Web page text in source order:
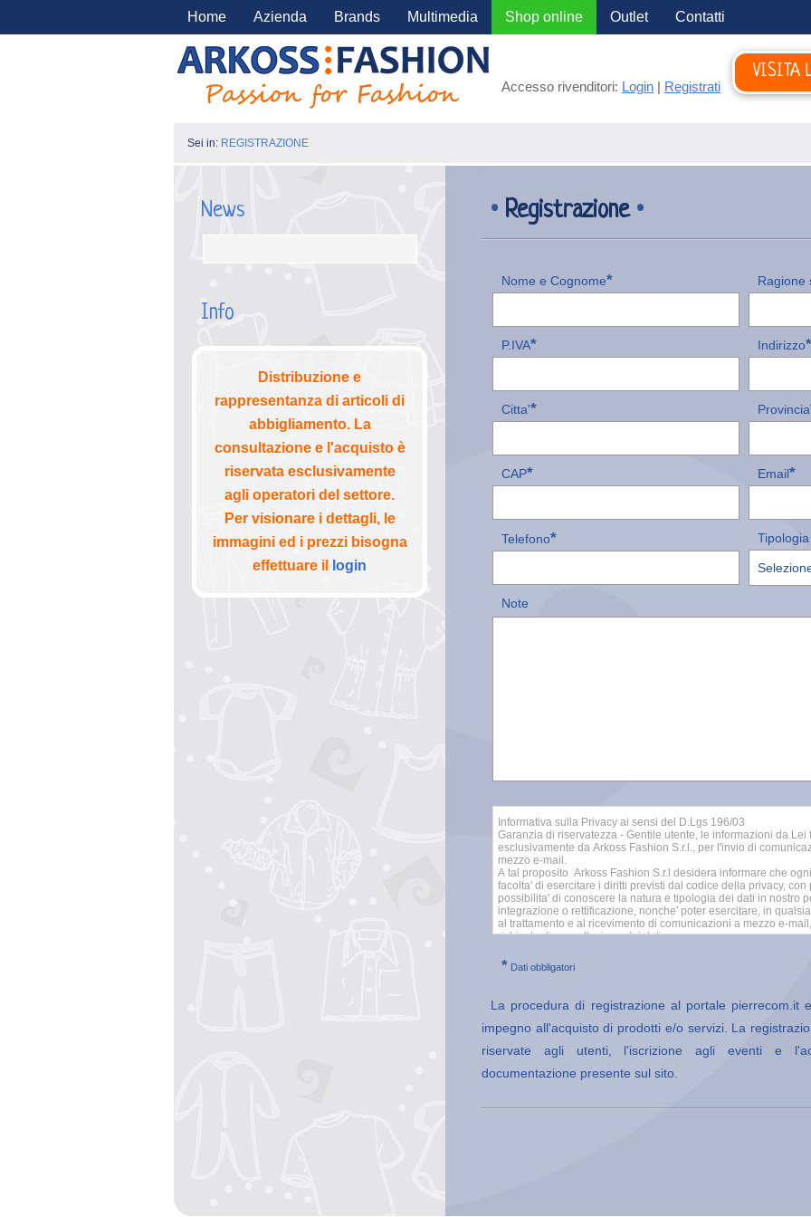
Home Azienda Brands Multimedia Shop online Outlet Contatti
Accesso rivenditori: Login Registrati
VISITA
Sei in: REGISTRAZIONE
News
Info
Distribuzione e
rappresentanza di articoli di
abbigliamento. La
consultazione e l'acquisto è
riservata esclusivamente
agli operatori del settore.
Per visionare i dettagli, le
immagini ed i prezzi bisogna
effettuare il
login
• Registrazione •
Nome e Cognome* Ragione
P.IVA* Indirizzo*
Citta'* Provincia
CAP* Email*
Telefono*
Note
* Dati obbligatori
La procedura di registrazione al portale pierrecom.it
impegno all'acquisto di prodotti e/o servizi. La
riservate agli utenti, l'iscrizione agli eventi e
documentazione presente sul sito.